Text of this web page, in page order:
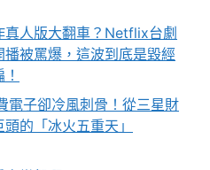
真人版大翻車？Netflix台劇
播被罵爆，這波到底是毀經
電子卻冷風刺骨！從三星財
的「冰火五重天」